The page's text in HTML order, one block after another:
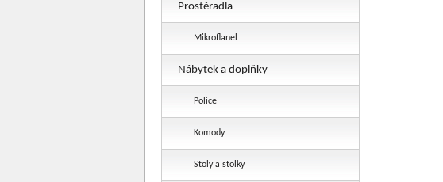
Prostěradla
Mikroflanel
Nábytek a doplňky
Police
Komody
Stoly a stolky